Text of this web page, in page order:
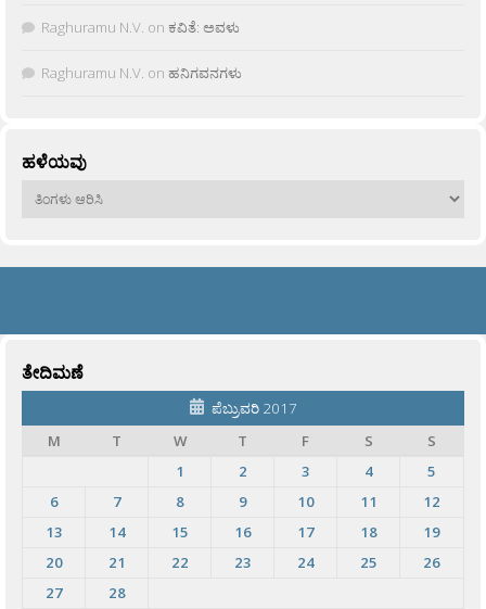
Raghuramu N.V. on ಕವಿತೆ: ಅವಳು
Raghuramu N.V. on ಹನಿಗವನಗಳು
ಹಳೆಯವು
ಹಳೆಯವು
ತೇದಿಮಣೆ
ಪೆಬ್ರುವರಿ 2017
M
T W T F S
S
1
2 3 4
5
6
7 8 9 10 11
12
13
14 15 16 17 18
19
20
21 22 23 24 25
26
27
28